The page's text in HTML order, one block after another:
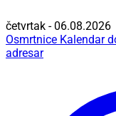
četvrtak - 06.08.2026
Osmrtnice Kalendar
adresar